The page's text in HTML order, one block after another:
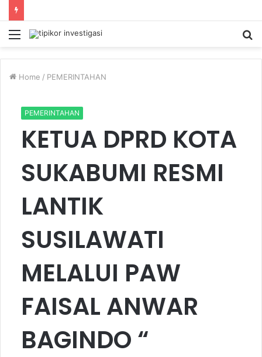
Menu
Home / PEMERINTAHAN
PEMERINTAHAN
KETUA DPRD KOTA
SUKABUMI RESMI
LANTIK
SUSILAWATI
MELALUI PAW
FAISAL ANWAR
BAGINDO “